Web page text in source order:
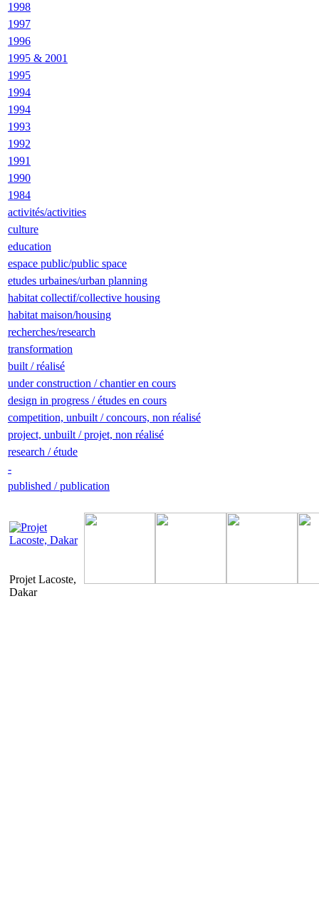
1998
1997
1996
1995 & 2001
1995
1994
1994
1993
1992
1991
1990
1984
activités/activities
culture
education
espace public/public space
etudes urbaines/urban planning
habitat collectif/collective housing
habitat maison/housing
recherches/research
transformation
built / réalisé
under construction / chantier en cours
design in progress / études en cours
competition, unbuilt / concours, non réalisé
project, unbuilt / projet, non réalisé
research / étude
-
published / publication
Projet Lacoste,
Dakar